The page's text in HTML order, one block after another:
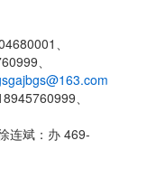
、
、
、
连斌：办 469-